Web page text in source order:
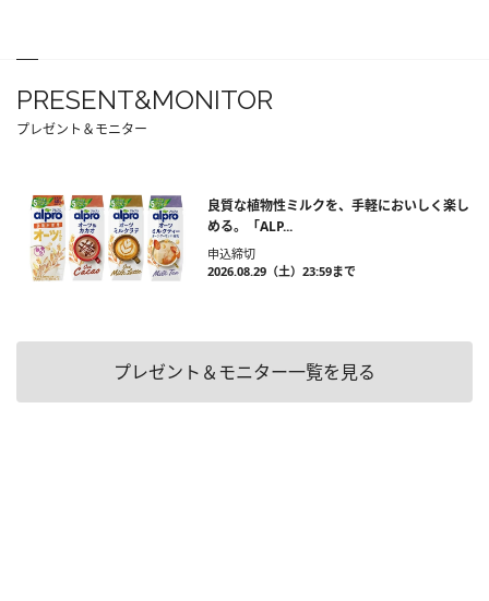
PRESENT&MONITOR
プレゼント＆モニター
良質な植物性ミルクを、手軽においしく楽し
める。「ALP...
申込締切
2026.08.29（土）23:59まで
プレゼント＆モニター一覧を見る